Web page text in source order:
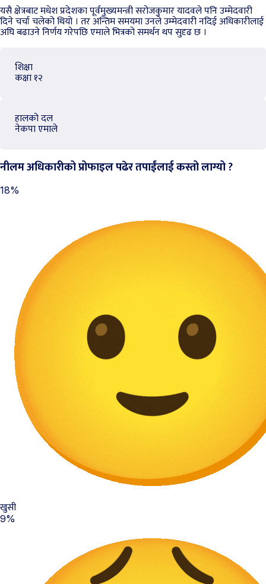
यसै क्षेत्रबाट मधेश प्रदेशका पूर्वमुख्यमन्त्री सरोजकुमार यादवले पनि उम्मेदवारी
दिने चर्चा चलेको थियो । तर अन्तिम समयमा उनले उम्मेदवारी नदिई अधिकारीलाई
अघि बढाउने निर्णय गरेपछि एमाले भित्रको समर्थन थप सुदृढ छ ।
शिक्षा
कक्षा १२
हालको दल
नेकपा एमाले
नीलम अधिकारीको प्रोफाइल पढेर तपाईंलाई कस्तो लाग्यो ?
18%
खुसी
9%